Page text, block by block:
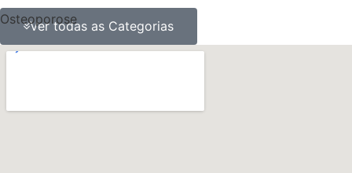
Osteoporose
ossos
Ver todas as Categorias